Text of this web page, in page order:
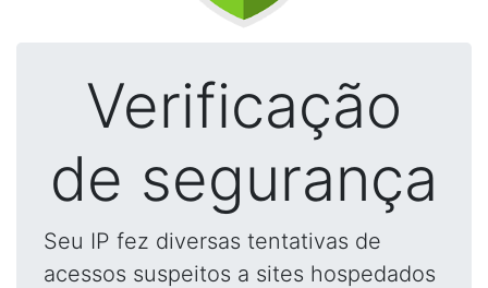
Verificação
de segurança
Seu IP fez diversas tentativas de
acessos suspeitos a sites hospedados